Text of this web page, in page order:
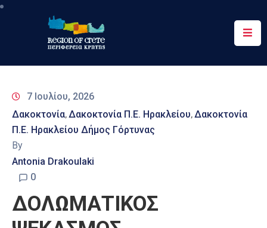
Περιφέρεια
&
Δράσεις
Ψηφιακές
Υπηρεσίες
Επικοινωνία
7 Ιουλίου, 2026
Δακοκτονία‚Δακοκτονία Π.Ε. Ηρακλείου‚Δακοκτονία
Π.Ε. Ηρακλείου Δήμος Γόρτυνας
By
Antonia Drakoulaki
0
ΔΟΛΩΜΑΤΙΚΟΣ